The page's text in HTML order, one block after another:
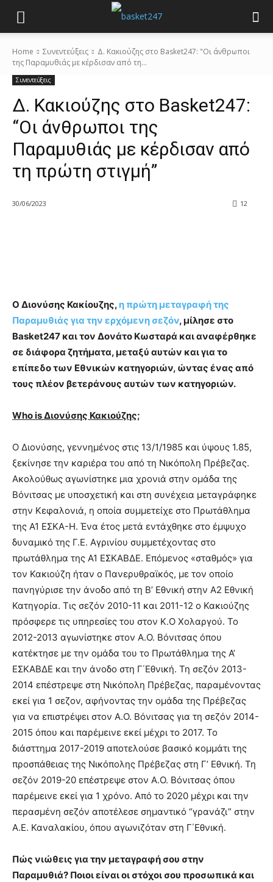
Home Συνεντεύξεις
Δ. Κακιούζης στο Basket247: "Οι άνθρωποι
της Παραμυθιάς με κέρδισαν από τη...
Συνεντεύξεις
Δ. Κακιούζης στο Basket247:
“Οι άνθρωποι της
Παραμυθιάς με κέρδισαν από
τη πρώτη στιγμή”
30/06/2023 12
Ο Διονύσης Κακίουζης, η πρώτη μεταγραφή της
Παραμυθιάς για την ερχόμενη σεζόν, μίλησε στο
Basket247 και τον Δονάτο Κωσταρά και αναφέρθηκε
σε διάφορα ζητήματα, μεταξύ αυτών και για το
επίπεδο των Εθνικών κατηγοριών, ώντας ένας από
τους πλέον βετεράνους αυτών των κατηγοριών.
Who is Διονύσης Κακιούζης;
Ο Διονύσης, γεννημένος στις 13/1/1985 και ύψους 1.85,
ξεκίνησε την καριέρα του από τη Νικόπολη Πρέβεζας.
Ακολούθως αγωνίστηκε μια χρονιά στην ομάδα της
Βόνιτσας με υποσχετική και στη συνέχεια μεταγράφηκε
στην Κεφαλονιά, η οποία συμμετείχε στο Πρωτάθλημα
της Α1 ΕΣΚΑ-Η. Ένα έτος μετά εντάχθηκε στο έμψυχο
δυναμικό της Γ.Ε. Αγρινίου συμμετέχοντας στο
πρωτάθλημα της Α1 ΕΣΚΑΒΔΕ. Επόμενος «σταθμός» για
τον Κακιούζη ήταν ο Πανερυθραϊκός, με τον οποίο
πανηγύρισε την άνοδο από τη Β’ Εθνική στην Α2 Εθνική
Κατηγορία. Τις σεζόν 2010-11 και 2011-12 ο Κακιούζης
πρόσφερε τις υπηρεσίες του στον Κ.Ο Χολαργού. Το
2012-2013 αγωνίστηκε στον Α.Ο. Βόνιτσας όπου
κατέκτησε με την ομάδα του το Πρωτάθλημα της Α’
ΕΣΚΑΒΔΕ και την άνοδο στη Γ΄Εθνική. Τη σεζόν 2013-
2014 επέστρεψε στη Νικόπολη Πρέβεζας, παραμένοντας
εκεί για 1 σεζον, αφήνοντας την ομάδα της Πρέβεζας
για να επιστρέψει στον Α.Ο. Βόνιτσας για τη σεζόν 2014-
2015 όπου και παρέμεινε εκεί μέχρι το 2017. Το
διάσττημα 2017-2019 αποτελούσε βασικό κομμάτι της
προσπάθειας της Νικόπολης Πρέβεζας στη Γ’ Εθνική. Τη
σεζόν 2019-20 επέστρεψε στον Α.Ο. Βόνιτσας όπου
παρέμεινε εκεί για 1 χρόνο. Από το 2020 μέχρι και την
περασμένη σεζόν αποτέλεσε σημαντικό “γρανάζι” στην
Α.Ε. Καναλακίου, όπου αγωνιζόταν στη Γ΄Εθνική.
Πώς νιώθεις για την μεταγραφή σου στην
Παραμυθιά? Ποιοι είναι οι στόχοι σου προσωπικά και